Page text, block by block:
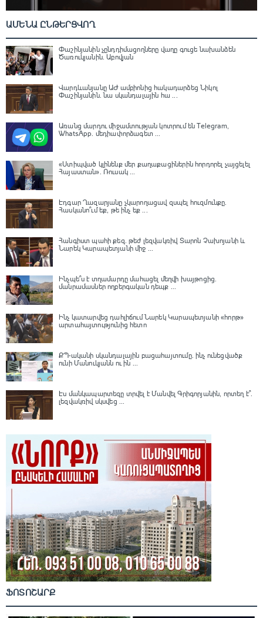
ԱՄԵՆԱ ԸՆԹԵՐՑՎՈՂ
Փաշինյանին չընդդիմացողները վաղը գուցե նախանձեն
Ծառուկյանին. Աբովյան
Վարդևանյանը ԱԺ ամբիոնից հակադարձեց Նիկոլ
Փաշինյանին․ նա սկանդալային հա ...
Առանց մարդու միջամտության կոտրում են Telegram,
WhatsApp․ մեդիափորձագետ ...
«Ստիպված կլինենք մեր քաղաքացիներին հորդորել չայցելել
Հայաստան»․ Ռուսակ ...
Էդգար Ղազարյանը չկարողացավ զսպել հուզմունքը.
Հասկանո՞ւմ եք, թե ինչ եք ...
Հանգիստ պահի քեզ. թեժ լեզվակռիվ Տարոն Չախոյանի և
Նարեկ Կարապետյանի միջ ...
Ինչպե՞ս է տղամարդը մահացել մեղվի խայթոցից.
մանրամասներ ողբերգական դեպք ...
Ինչ կատարվեց դահլիճում Նարեկ Կարապետյանի «հորթ»
արտահայտությունից հետո
ՔՊ-ականի սկանդալային բացահայտումը․ ինչ ունեցվածք
ունի Մանուկյանն ու ին ...
Էս մանկապարտեզը տրվել է Մանվել Գրիգորյանին, որտեղ է՞․
լեզվակռիվ սկսվեց ...
ՖՈՏՈՇԱՐՔ